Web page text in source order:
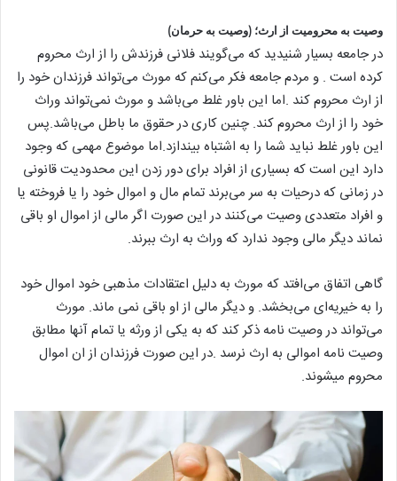
وصیت به محرومیت از ارث؛ (وصیت به حرمان)
در جامعه بسیار شنیدید که می‌گویند فلانی فرزندش را از ارث محروم
کرده است . و مردم جامعه فکر می‌کنم که مورث می‌تواند فرزندان خود را
از ارث محروم کند .اما این باور غلط می‌باشد و مورث نمی‌تواند وراث
خود را از ارث محروم کند. چنین کاری در حقوق ما باطل می‌باشد.پس
این باور غلط نباید شما را به اشتباه بیندازد.اما موضوع مهمی که وجود
دارد این است که بسیاری از افراد برای دور زدن این محدودیت قانونی
در زمانی که درحیات به سر می‌برند تمام مال و اموال خود را یا فروخته یا
و افراد متعددی وصیت می‌کنند در این صورت اگر مالی از اموال او باقی
نماند دیگر مالی وجود ندارد که وراث به ارث ببرند.
گاهی اتفاق می‌افتد که مورث به دلیل اعتقادات مذهبی خود اموال خود
را به خیریه‌ای می‌بخشد. و دیگر مالی از او باقی نمی ماند. مورث
می‌تواند در وصیت نامه ذکر کند که به یکی از ورثه یا تمام آنها مطابق
وصیت نامه اموالی به ارث نرسد .در این صورت فرزندان از ان اموال
محروم میشوند.